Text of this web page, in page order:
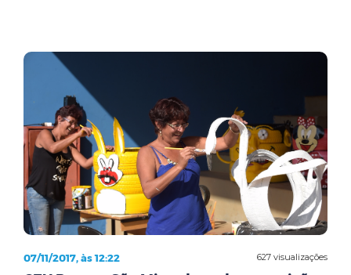
627 visualizações
07/11/2017, às 12:22